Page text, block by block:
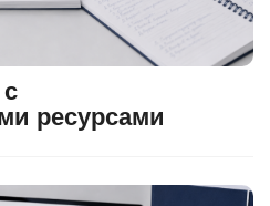
ресурсами